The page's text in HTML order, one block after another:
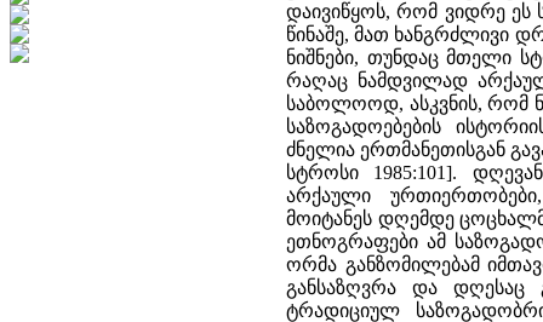
დაივიწყოს, რომ ვიდრე ეს
წინაშე, მათ ხანგრძლივი
ნიშნები, თუნდაც მთელი
რაღაც ნამდვილად
საბოლოოდ, ასკვნის, რომ
საზოგადოებების
ძნელია ერთმანეთისგან
სტროსი 1985:101].
არქაული
მოიტანეს დღემდე
ეთნოგრაფები ამ
ორმა განზომილებამ
განსაზღვრა და დღესაც
ტრადიციულ